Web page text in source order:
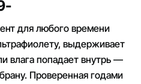
для любого времени
выдерживает
влага попадает внутрь —
Проверенная годами